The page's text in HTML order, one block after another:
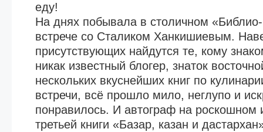
еду!
На днях побывала в столичном
встрече со Сталиком Ханкишиевым.
присутствующих найдутся те, кому
никак известный блогер, знаток
нескольких вкуснейших книг по
встречи, всё прошло мило, неглупо и
понравилось. И автограф на роскошном
третьей книги «Базар, казан и